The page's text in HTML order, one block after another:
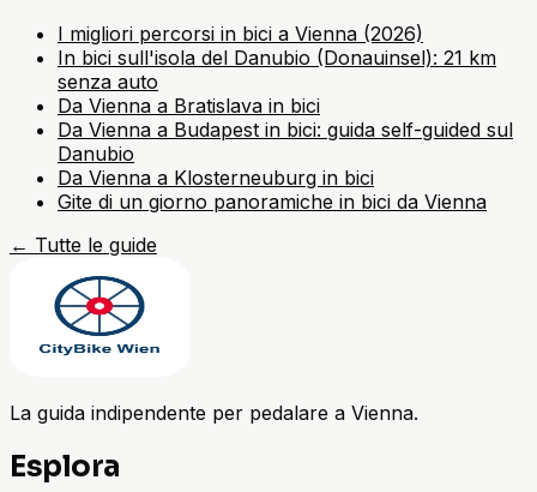
I migliori percorsi in bici a Vienna (2026)
In bici sull'isola del Danubio (Donauinsel): 21 km
senza auto
Da Vienna a Bratislava in bici
Da Vienna a Budapest in bici: guida self-guided sul
Danubio
Da Vienna a Klosterneuburg in bici
Gite di un giorno panoramiche in bici da Vienna
← Tutte le guide
La guida indipendente per pedalare a Vienna.
Esplora